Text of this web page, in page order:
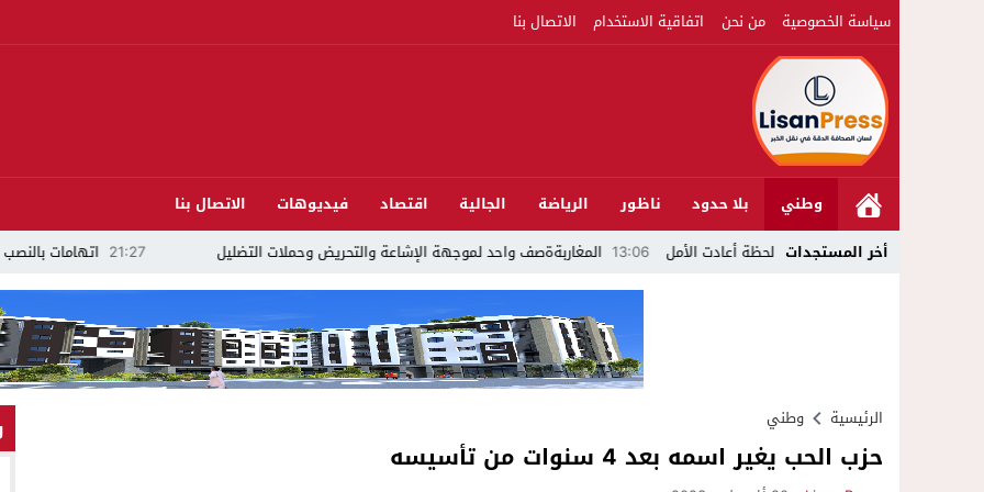
سياسة الخصوصية من نحن اتفاقية الاستخدام الاتصال بنا
وطني بلا حدود ناظور الرياضة الجالية اقتصاد فيديوهات
الاتصال بنا
أخر المستجدات
اتهامات بالنصب في ملف وتحتضن زوجها في لحظة أعادت الأمل 13:06 المغاربةةصف واحد لموجهة الإشاعة والتحريض وحملات التضليل
الرئيسية وطني
حزب الحب يغير اسمه بعد 4 سنوات من تأسيسه